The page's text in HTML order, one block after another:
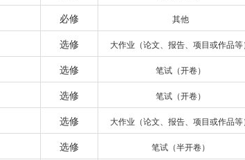
必修 其他
选修 大作业（论文、报告、项目或作品等
选修 笔试（开卷）
选修 笔试（开卷）
选修 大作业（论文、报告、项目或作品等
选修 笔试（半开卷）